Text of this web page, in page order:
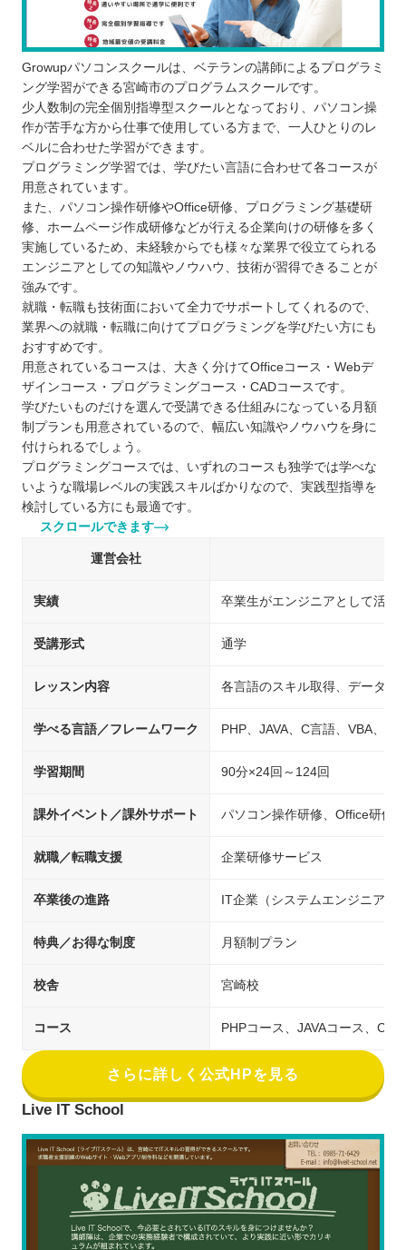
Growupパソコンスクールは、ベテランの講師によるプログラミ
ング学習ができる宮崎市のプログラムスクールです。
少人数制の完全個別指導型スクールとなっており、パソコン操
作が苦手な方から仕事で使用している方まで、一人ひとりのレ
ベルに合わせた学習ができます。
プログラミング学習では、学びたい言語に合わせて各コースが
用意されています。
また、パソコン操作研修やOffice研修、プログラミング基礎研
修、ホームページ作成研修などが行える企業向けの研修を多く
実施しているため、未経験からでも様々な業界で役立てられる
エンジニアとしての知識やノウハウ、技術が習得できることが
強みです。
就職・転職も技術面において全力でサポートしてくれるので、
業界への就職・転職に向けてプログラミングを学びたい方にも
おすすめです。
用意されているコースは、大きく分けてOfficeコース・Webデ
ザインコース・プログラミングコース・CADコースです。
学びたいものだけを選んで受講できる仕組みになっている月額
制プランも用意されているので、幅広い知識やノウハウを身に
付けられるでしょう。
プログラミングコースでは、いずれのコースも独学では学べな
いような職場レベルの実践スキルばかりなので、実践型指導を
検討している方にも最適です。
スクロールできます
運営会社
実績 卒業生がエンジニアとして活躍
受講形式 通学
レッスン内容 各言語のスキル取得、データベ
学べる言語／フレームワーク PHP、JAVA、C言語、VBA、
学習期間 90分×24回～124回
課外イベント／課外サポート パソコン操作研修、Office研修
就職／転職支援 企業研修サービス
卒業後の進路 IT企業（システムエンジニア／
特典／お得な制度 月額制プラン
校舎 宮崎校
コース PHPコース、JAVAコース、C
さらに詳しく公式HPを見る
Live IT School